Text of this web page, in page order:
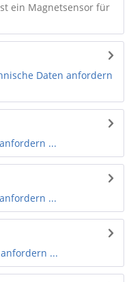
ein Magnetsensor für
Daten anfordern
...
...
...